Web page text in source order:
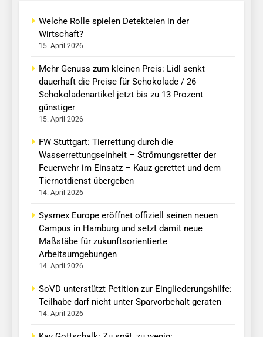
Welche Rolle spielen Detekteien in der
Wirtschaft?
15. April 2026
Mehr Genuss zum kleinen Preis: Lidl senkt
dauerhaft die Preise für Schokolade / 26
Schokoladenartikel jetzt bis zu 13 Prozent
günstiger
15. April 2026
FW Stuttgart: Tierrettung durch die
Wasserrettungseinheit – Strömungsretter der
Feuerwehr im Einsatz – Kauz gerettet und dem
Tiernotdienst übergeben
14. April 2026
Sysmex Europe eröffnet offiziell seinen neuen
Campus in Hamburg und setzt damit neue
Maßstäbe für zukunftsorientierte
Arbeitsumgebungen
14. April 2026
SoVD unterstützt Petition zur Eingliederungshilfe:
Teilhabe darf nicht unter Sparvorbehalt geraten
14. April 2026